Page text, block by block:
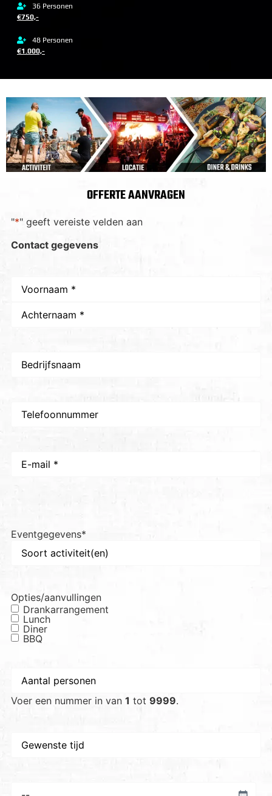
36 Personen
€750,-
48 Personen
€1.000,-
OFFERTE AANVRAGEN
"*" geeft vereiste velden aan
Contact gegevens
Naam
mail*
Eventgegevens*
Opties/aanvullingen
Drankarrangement
Lunch
Diner
BBQ
personen *
Voer een nummer in van 1 tot 9999.
tijd